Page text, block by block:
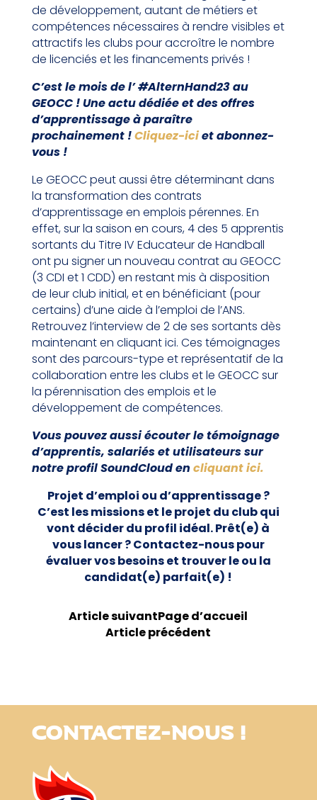
de développement, autant de métiers et
compétences nécessaires à rendre visibles et
attractifs les clubs pour accroître le nombre
de licenciés et les financements privés !
C’est le mois de l’ #AlternHand23 au
GEOCC ! Une actu dédiée et des offres
d’apprentissage à paraître
prochainement !Cliquez-iciet abonnez-
vous !
Le GEOCC peut aussi être déterminant dans
la transformation des contrats
d’apprentissage en emplois pérennes. En
effet, sur la saison en cours, 4 des 5 apprentis
sortants du Titre IV Educateur de Handball
ont pu signer un nouveau contrat au GEOCC
(3 CDI et 1 CDD) en restant mis à disposition
de leur club initial, et en bénéficiant (pour
certains) d’une aide à l’emploi de l’ANS.
Retrouvez l’interview de 2 de ses sortants dès
maintenant en cliquant ici. Ces témoignages
sont des parcours-type et représentatif de la
collaboration entre les clubs et le GEOCC sur
la pérennisation des emplois et le
développement de compétences.
Vous pouvez aussi écouter le témoignage
d’apprentis, salariés et utilisateurs sur
notre profil SoundCloud en cliquant ici.
Projet d’emploi ou d’apprentissage ?
C’est les missions et le projet du club qui
vont décider du profil idéal. Prêt(e) à
vous lancer ? Contactez-nous pour
évaluer vos besoins et trouver le ou la
candidat(e) parfait(e) !
Article suivantPage d’accueil
Article précédent
CONTACTEZ-NOUS !